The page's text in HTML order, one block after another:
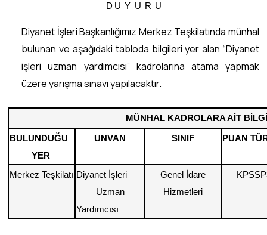
D U Y U R U
Diyanet İşleri Başkanlığımız Merkez Teşkilatında münhal
bulunan ve aşağıdaki tabloda bilgileri yer alan “Diyanet
işleri uzman yardımcısı” kadrolarına atama yapmak
üzere yarışma sınavı yapılacaktır.
MÜNHAL KADROLARA AİT
BULUNDUĞU
YER
UNVAN SINIF PUAN
Merkez Teşkilatı Diyanet İşleri
Uzman
Yardımcısı
Genel İdare
Hizmetleri